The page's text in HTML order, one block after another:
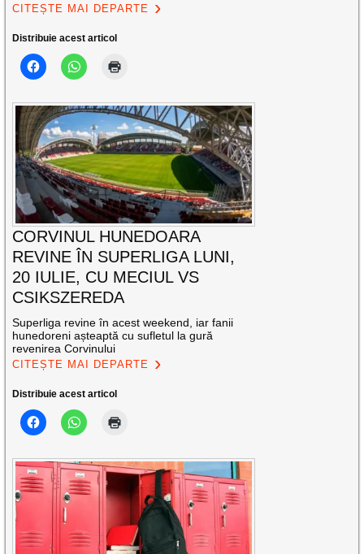
CITEȘTE MAI DEPARTE
Distribuie acest articol
CORVINUL HUNEDOARA
REVINE ÎN SUPERLIGA LUNI,
20 IULIE, CU MECIUL VS
CSIKSZEREDA
Superliga revine în acest weekend, iar fanii
hunedoreni așteaptă cu sufletul la gură
revenirea Corvinului
CITEȘTE MAI DEPARTE
Distribuie acest articol